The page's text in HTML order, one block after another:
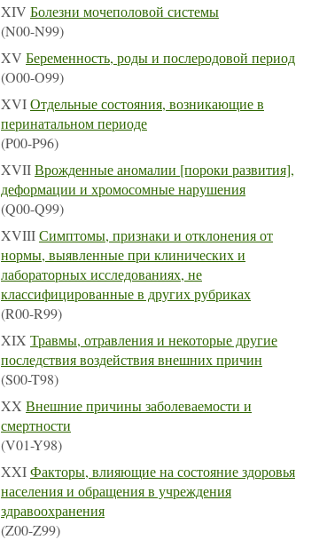
XIV Болезни мочеполовой системы
(N00-N99)
XV Беременность, роды и послеродовой период
(O00-O99)
XVIОтдельные состояния, возникающие в
перинатальном периоде
(P00-P96)
XVIIВрожденные аномалии [пороки развития],
деформации и хромосомные нарушения
(Q00-Q99)
XVIIIСимптомы, признаки и отклонения от
нормы, выявленные при клинических и
лабораторных исследованиях, не
классифицированные в других рубриках
(R00-R99)
XIX Травмы, отравления и некоторые другие
последствия воздействия внешних причин
(S00-T98)
XX Внешние причины заболеваемости и
смертности
(V01-Y98)
XXIФакторы, влияющие на состояние здоровья
населения и обращения в учреждения
здравоохранения
(Z00-Z99)